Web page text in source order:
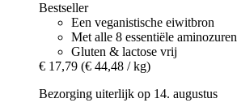
Bestseller
Een veganistische eiwitbron
Met alle 8 essentiële aminozuren
Gluten & lactose vrij
€ 17,79 (€ 44,48 / kg)
Bezorging uiterlijk op 14. augustus